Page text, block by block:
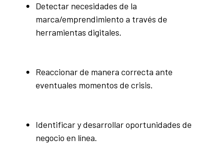
Detectar necesidades de la
marca/emprendimiento a través de
herramientas digitales.
Reaccionar de manera correcta ante
eventuales momentos de crisis.
Identificar y desarrollar oportunidades de
negocio en línea.